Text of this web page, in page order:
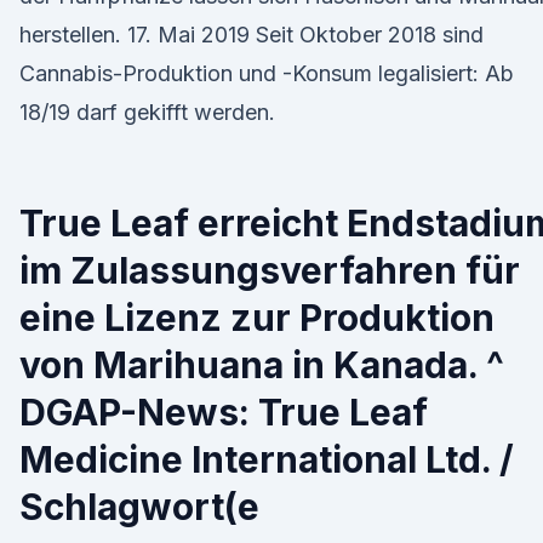
herstellen. 17. Mai 2019 Seit Oktober 2018 sind
Cannabis-Produktion und -Konsum legalisiert: Ab
18/19 darf gekifft werden.
True Leaf erreicht
im Zulassungsverfahren für
eine Lizenz zur Produktion
von Marihuana in Kanada. ^
DGAP-News: True Leaf
Medicine International Ltd. /
Schlagwort(e